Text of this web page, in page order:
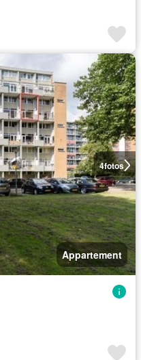
4fotos
Appartement